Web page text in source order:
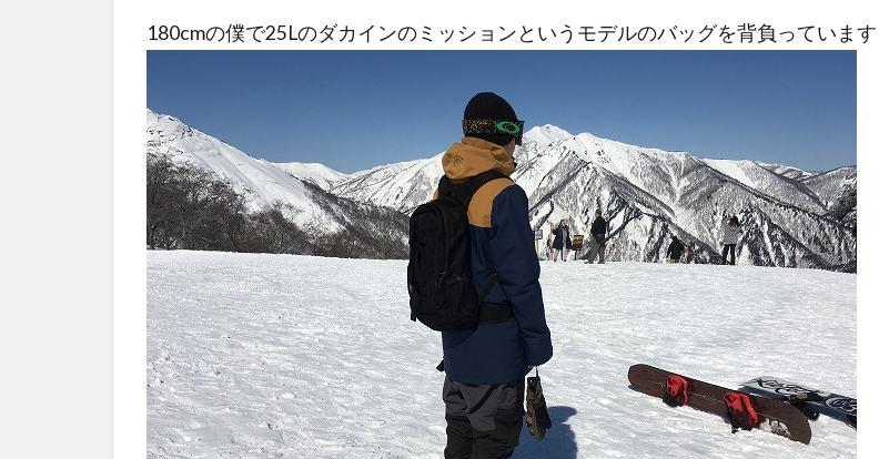
1.3
時の
着用
感
1.4
スタ
イル
別、
おす
すめ
のバ
ッグ
180cmの僕で25Lのダカインのミッションというモデルのバッグを背負っています